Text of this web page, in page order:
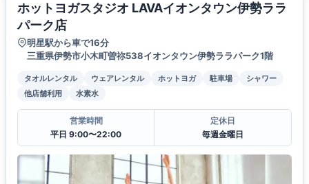
ホットヨガスタジオ LAVAイオンタウン伊勢ララ
パーク店
明星駅から車で16分
三重県伊勢市小木町曽祢538イオンタウン伊勢ララパーク1階
タオルレンタル ウェアレンタル ホットヨガ 駐車場
シャワー
他店舗利用
水素水
営業時間
平日 9:00〜22:00
定休日
毎週金曜日